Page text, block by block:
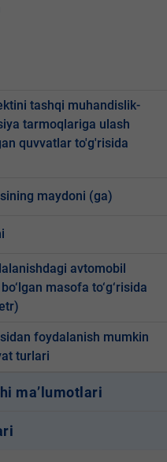
tashqi muhandislik-
tarmoqlariga ulash
quvvatlar to'g'risida
maydoni (ga)
avtomobil
masofa to‘g‘risida
foydalanish mumkin
turlari
ma’lumotlari